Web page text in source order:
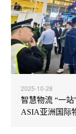
2025-10-28
智慧物流 “一
ASIA亚洲国际